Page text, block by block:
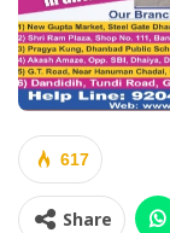
617
Share